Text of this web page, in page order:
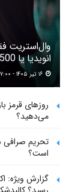
وال‌استریت
انویدیا یا S&P 500 این راهنما را بخوانید
روزهای قرمز
می‌دهید؟
تحریم صرافی
است؟
گزارش ویژه: